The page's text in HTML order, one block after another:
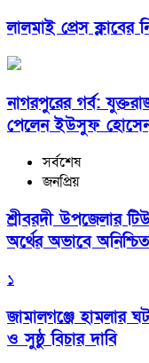
লালমাই প্রেস ক্লাবের
নাগরপুরের গর্ব:
পেলেন ইউসুফ
সর্বশেষ
জনপ্রিয়
শ্রীবরদী উপজেলার
অর্থের অভাবে
১
জামালগঞ্জে হামলার
ও সুষ্ঠু বিচার দাবি